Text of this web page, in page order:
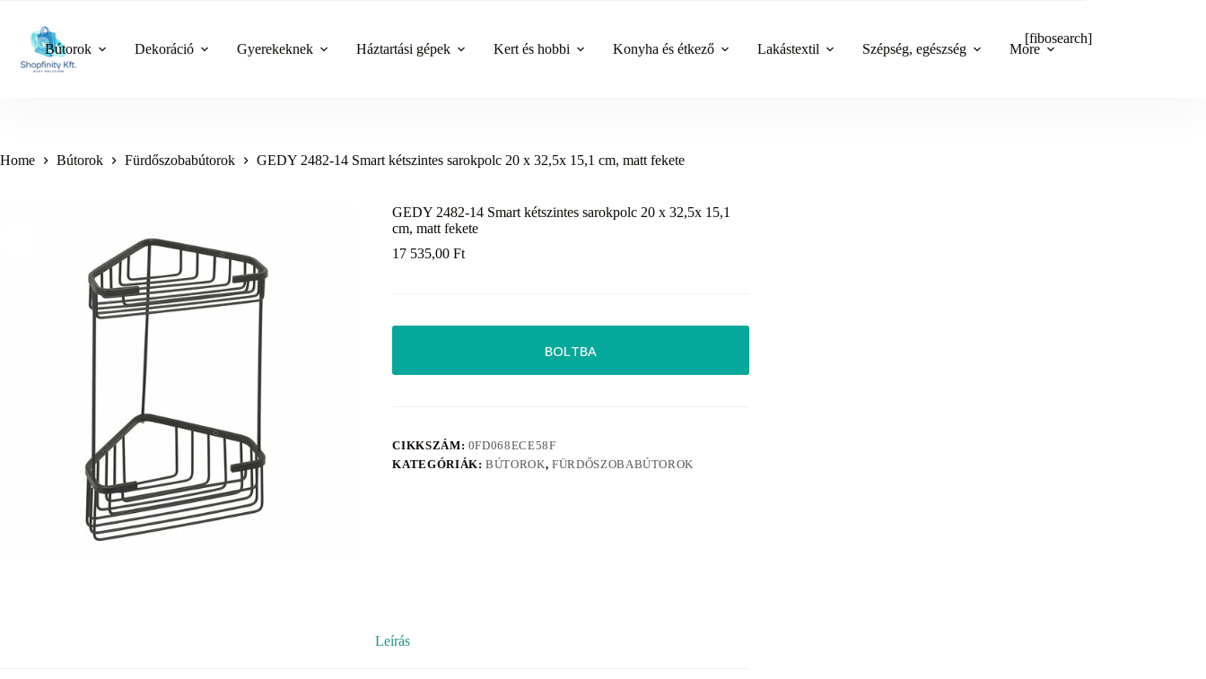
content
Bútorok Dekoráció Gyerekeknek Háztartási gépek Kert és hobbi Konyha és étkező Lakástextil Szépség, egészség More
[fibosearch]
Home Bútorok Fürdőszobabútorok GEDY 2482-14 Smart kétszintes sarokpolc 20 x 32,5x 15,1 cm, matt fekete
GEDY 2482-14 Smart kétszintes sarokpolc 20 x 32,5x 15,1
cm, matt fekete
17 535,00Ft
BOLTBA
CIKKSZÁM: 0FD068ECE58F
KATEGÓRIÁK:BÚTOROK, FÜRDŐSZOBABÚTOROK
Leírás